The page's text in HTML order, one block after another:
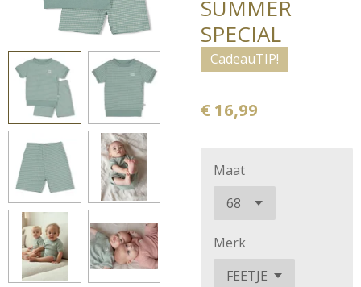
SUMMER
SPECIAL
CadeauTIP!
€ 16,99
Maat
Merk